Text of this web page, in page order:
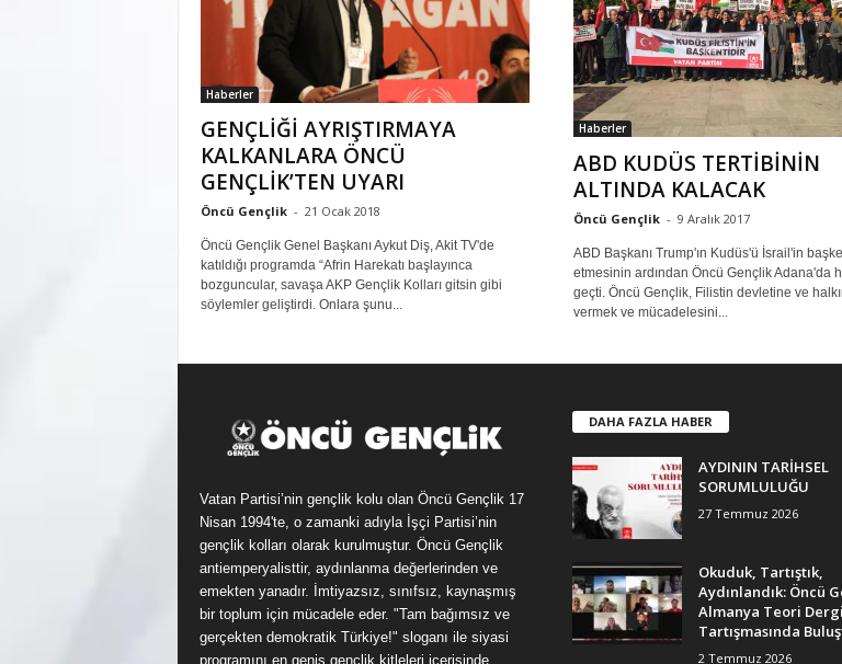
Haberler
GENÇLİĞİ AYRIŞTIRMAYA
KALKANLARA ÖNCÜ
GENÇLİK’TEN UYARI
Öncü Gençlik - 21 Ocak 2018
Öncü Gençlik Genel Başkanı Aykut Diş, Akit TV'de
katıldığı programda “Afrin Harekatı başlayınca
bozguncular, savaşa AKP Gençlik Kolları gitsin gibi
söylemler geliştirdi. Onlara şunu...
Haberler
ABD KUDÜS TERTİBİNİN
ALTINDA KALACAK
Öncü Gençlik - 9 Aralık 2017
ABD Başkanı Trump'ın Kudüs'ü İsrail'in
etmesinin ardından Öncü Gençlik Adana'da
geçti. Öncü Gençlik, Filistin devletine ve
vermek ve mücadelesini...
Vatan Partisi’nin gençlik kolu olan Öncü Gençlik 17
Nisan 1994'te, o zamanki adıyla İşçi Partisi’nin
gençlik kolları olarak kurulmuştur. Öncü Gençlik
antiemperyalisttir, aydınlanma değerlerinden ve
emekten yanadır. İmtiyazsız, sınıfsız, kaynaşmış
bir toplum için mücadele eder. "Tam bağımsız ve
gerçekten demokratik Türkiye!" sloganı ile siyasi
programını en geniş gençlik kitleleri içerisinde,
DAHA FAZLA HABER
AYDININ TARİHSEL
SORUMLULUĞU
27 Temmuz 2026
Okuduk, Tartıştık,
Aydınlandık: Öncü
Almanya Teori
Tartışmasında
2 Temmuz 2026